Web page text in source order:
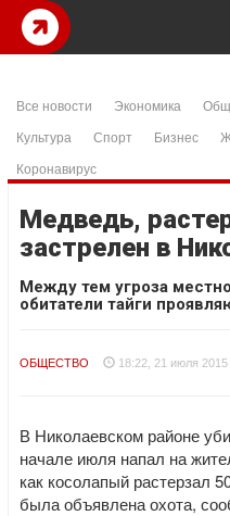
Все новости Экономика
Культура
Спорт Бизнес
Коронавирус
Медведь,
застрелен в
Между тем угроза
обитатели тайги
ОБЩЕСТВО 18:22, 21 июля 2015
В Николаевском районе
начале июля напал на
как косолапый растерзал
была объявлена охота,